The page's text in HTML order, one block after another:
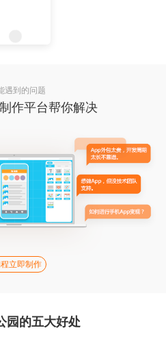
遇到的问题
作平台帮你解决
立即制作
园的五大好处